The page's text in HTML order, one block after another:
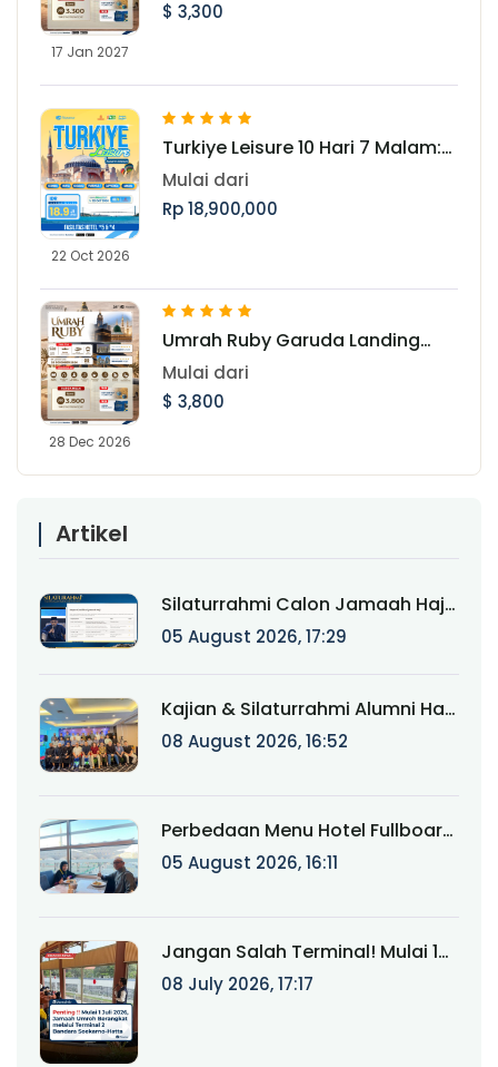
17 Jan 2027
$ 3,300
22 Oct 2026
Turkiye Leisure 10 Hari 7 Malam:
Jelajahi Pesona Turki Periode 22
Oktober 2026
Mulai dari
Rp 18,900,000
28 Dec 2026
Umrah Ruby Garuda Landing
Jeddah 28 Desember 2026
Mulai dari
$ 3,800
Artikel
Silaturrahmi Calon Jamaah Haji
Munatour 1448 H/2026:
Komitmen Mendampingi
Jamaah Sejak Pendaftaran
hingga Pasca Haji
05 August 2026, 17:29
Kajian & Silaturrahmi Alumni Haji
Munatour 2024–2025:
"Kemabruran Bukan Akhir
08 August 2026, 16:52
Perbedaan Menu Hotel Fullboard
Internasional dan Fullboard
Fareast untuk Haji & Umroh
05 August 2026, 16:11
Jangan Salah Terminal! Mulai 1
Juli 2026, Jamaah Umroh
Berangkat melalui Terminal 2
08 July 2026, 17:17